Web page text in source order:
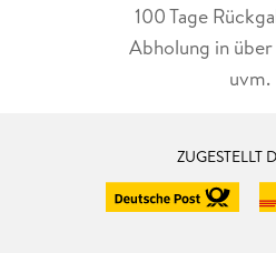
100 Tage
Abholung in
uvm.
ZUGESTELLT